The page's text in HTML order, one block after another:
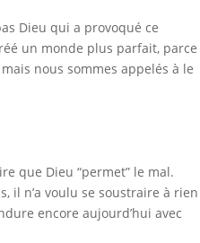
Dieu qui a provoqué ce
un monde plus parfait, parce
nous sommes appelés à le
que Dieu “permet” le mal.
il n’a voulu se soustraire à rien
encore aujourd’hui avec